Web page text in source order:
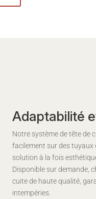
Adaptabilité
Notre système de tête de
facilement sur des
solution à la fois
Disponible sur demande,
cuite de haute qualité,
intempéries.